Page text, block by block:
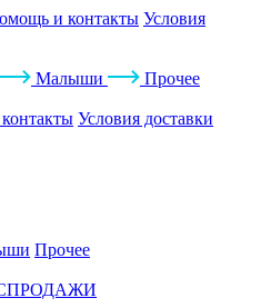
и контакты Условия
Малыши
Прочее
Условия доставки
Прочее